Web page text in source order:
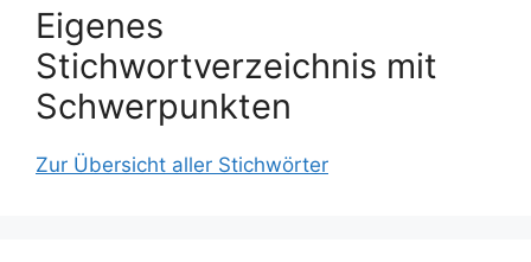
Eigenes
Stichwortverzeichnis mit
Schwerpunkten
Zur Übersicht aller Stichwörter